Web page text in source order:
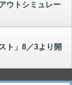
ウトシミュレー
ト」8／3より開